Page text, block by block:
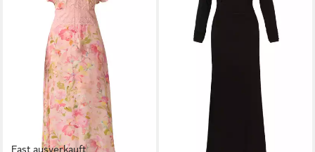
Fast ausverkauft